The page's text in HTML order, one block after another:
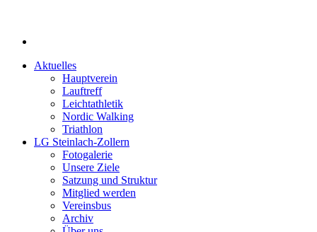
Aktuelles
Hauptverein
Lauftreff
Leichtathletik
Nordic Walking
Triathlon
LG Steinlach-Zollern
Fotogalerie
Unsere Ziele
Satzung und Struktur
Mitglied werden
Vereinsbus
Archiv